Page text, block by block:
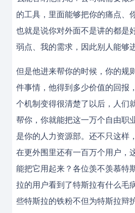
的工具，里面能够把你的痛点、
也就是说你对外面不是讲的都是
弱点、我的需求，因此别人能够
但是他进来帮你的时候，你的规
件事情，他得到多少价值的回报
个机制变得很清楚了以后，人们
帮你，你就能把这一万个自由职
是你的人力资源部。还不只这样
在更外围里还有一百万个用户，
能把它用起来？各位羡不羡慕特
拉的用户看到了特斯拉有什么毛
些特斯拉的铁粉不但为特斯拉辩